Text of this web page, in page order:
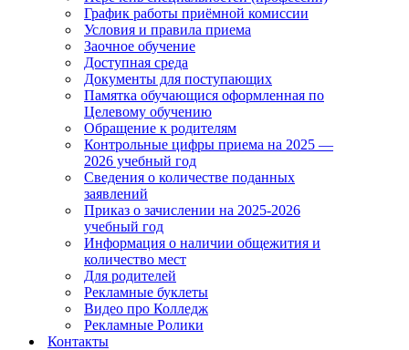
График работы приёмной комиссии
Условия и правила приема
Заочное обучение
Доступная среда
Документы для поступающих
Памятка обучающися оформленная по
Целевому обучению
Обращение к родителям
Контрольные цифры приема на 2025 —
2026 учебный год
Сведения о количестве поданных
заявлений
Приказ о зачислении на 2025-2026
учебный год
Информация о наличии общежития и
количество мест
Для родителей
Рекламные буклеты
Видео про Колледж
Рекламные Ролики
Контакты